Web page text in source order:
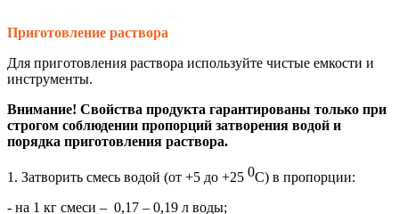
Приготовление раствора
Для приготовления раствора используйте чистые емкости и
инструменты.
Внимание! Свойства продукта гарантированы только при
строгом соблюдении пропорций затворения водой и
порядка приготовления раствора.
1. Затворить смесь водой (от +5 до +25 0С) в пропорции:
- на 1 кг смеси – 0,17 – 0,19 л воды;